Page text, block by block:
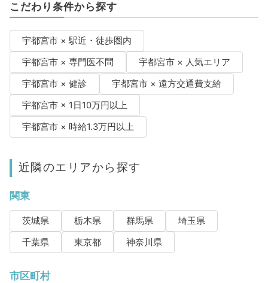
こだわり条件から探す
宇都宮市 × 駅近・徒歩圏内
宇都宮市 × 専門医不問
宇都宮市 × 人気エリア
宇都宮市 × 健診
宇都宮市 × 遠方交通費支給
宇都宮市 × 1日10万円以上
宇都宮市 × 時給1.3万円以上
近隣のエリアから探す
関東
茨城県 栃木県 群馬県
埼玉県
千葉県
東京都 神奈川県
市区町村